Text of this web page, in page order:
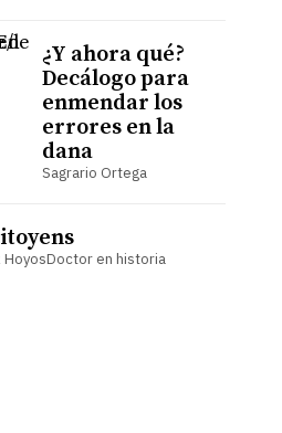
¿Y ahora qué?
Decálogo para
enmendar los
errores en la
dana
Sagrario Ortega
HoyosDoctor en historia